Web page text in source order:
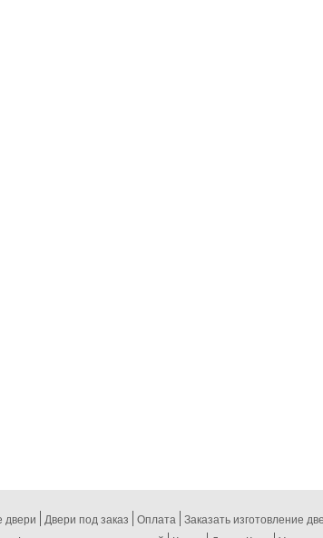
двери Двери под заказ Оплата Заказать изготовление